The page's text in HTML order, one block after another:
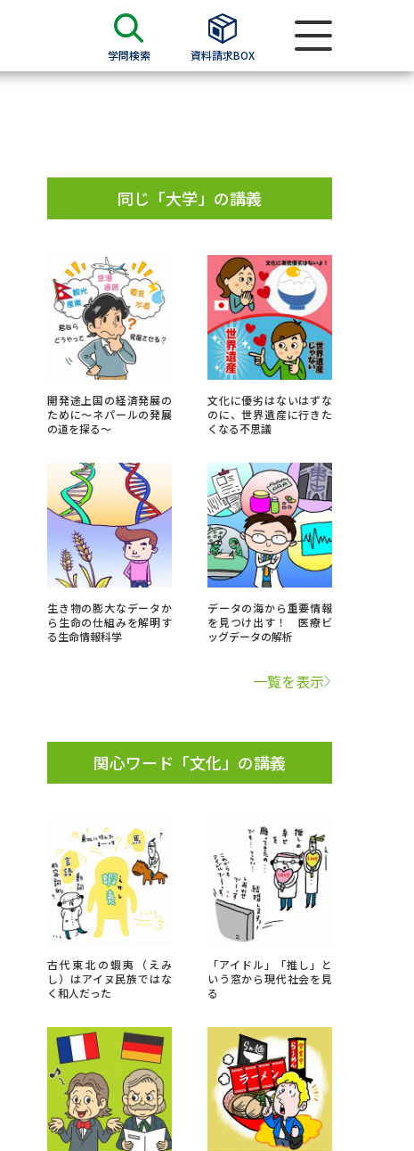
学問検索 資料請求BOX
過去問題集
留学・進学関連、塾・予備校
」の請求
高等学校卒業程度認定試験
資格認定試験
大学検索
る
ジ（高3生用）
る
ラムから探す
資料検索
先輩が入学を決めた理由
同じ「大学」の講義
開発途上国の経済発展の
ために～ネパールの発展
の道を探る～
文化に優劣はないはずな
のに、世界遺産に行きた
くなる不思議
生き物の膨大なデータか
ら生命の仕組みを解明す
る生命情報科学
データの海から重要情報
を見つけ出す！ 医療ビ
ッグデータの解析
一覧を表示
関心ワード「文化」の講義
古代東北の蝦夷（えみ
し）はアイヌ民族ではな
く和人だった
「アイドル」「推し」と
いう窓から現代社会を見
る